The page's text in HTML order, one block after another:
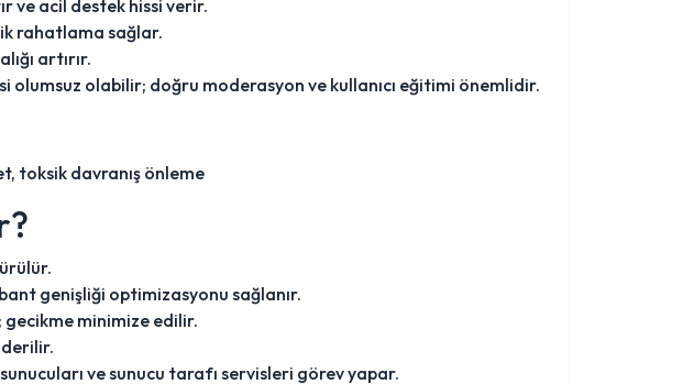
ve acil destek hissi verir.
rahatlama sağlar.
artırır.
olumsuz olabilir; doğru moderasyon ve kullanıcı eğitimi önemlidir.
toksik davranış önleme
genişliği optimizasyonu sağlanır.
gecikme minimize edilir.
ve sunucu tarafı servisleri görev yapar.